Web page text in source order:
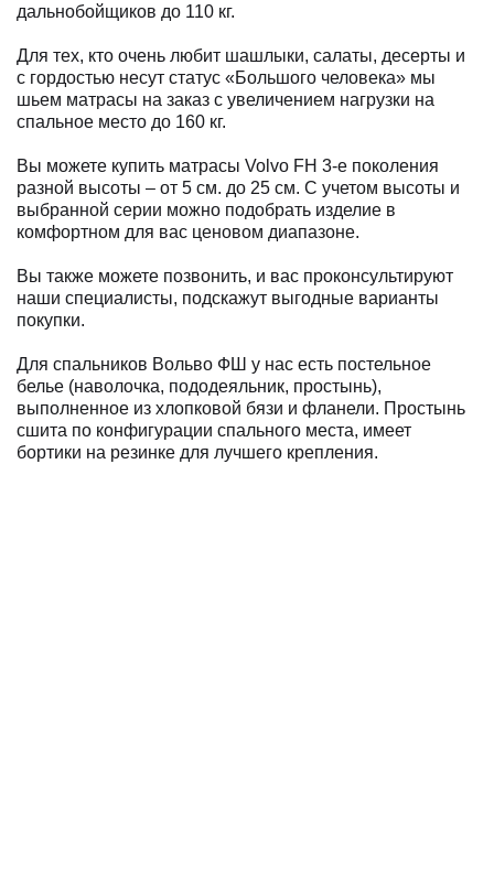
дальнобойщиков до 110 кг.
Для тех, кто очень любит шашлыки, салаты, десерты и
с гордостью несут статус «Большого человека» мы
шьем матрасы на заказ с увеличением нагрузки на
спальное место до 160 кг.
Вы можете купить матрасы Volvo FH 3-е поколения
разной высоты – от 5 см. до 25 см. С учетом высоты и
выбранной серии можно подобрать изделие в
комфортном для вас ценовом диапазоне.
Вы также можете позвонить, и вас проконсультируют
наши специалисты, подскажут выгодные варианты
покупки.
Для спальников Вольво ФШ у нас есть постельное
белье (наволочка, пододеяльник, простынь),
выполненное из хлопковой бязи и фланели. Простынь
сшита по конфигурации спального места, имеет
бортики на резинке для лучшего крепления.